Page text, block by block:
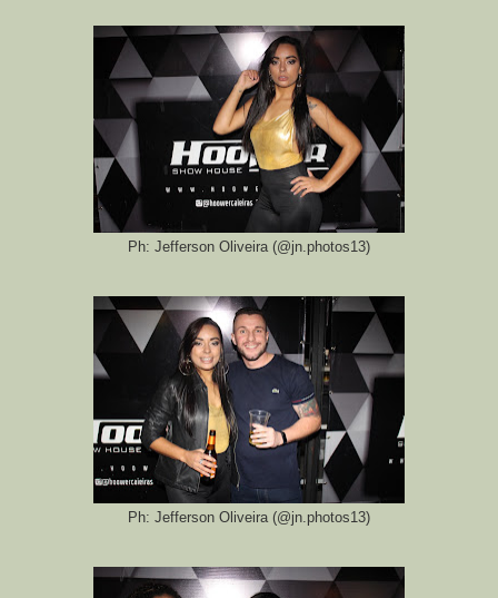
Ph: Jefferson Oliveira (@jn.photos13)
Ph: Jefferson Oliveira (@jn.photos13)